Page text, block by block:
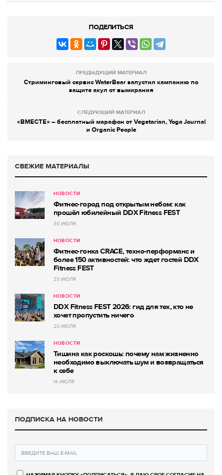
ПОДЕЛИТЬСЯ
ПРЕДЫДУЩИЙ МАТЕРИАЛ
Стриминговый сервис WaterBear запустил кампанию по
защите акул от вымирания
СЛЕДУЮЩИЙ МАТЕРИАЛ
«ВМЕСТЕ» – бесплатный марафон от Vegetarian, Yoga Journal
и Organic People
СВЕЖИЕ МАТЕРИАЛЫ
НОВОСТИ
Фитнес-город под открытым небом: как
прошёл юбилейный DDX Fitness FEST
30 ИЮЛЯ
НОВОСТИ
Фитнес-гонка CRACE, техно-перформанс и
более 150 активностей: что ждет гостей DDX
Fitness FEST
23 ИЮЛЯ
НОВОСТИ
DDX Fitness FEST 2026: гид для тех, кто не
хочет пропустить ничего
20 ИЮЛЯ
НОВОСТИ
Тишина как роскошь: почему нам жизненно
необходимо выключать шум и возвращаться
к себе
14 ИЮЛЯ
ПОДПИСКА НА НОВОСТИ